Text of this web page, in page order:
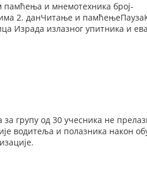
и мнемотехника број-
2. данЧитање и
Израда излазног упитника и
групу од 30 учесника не
водитеља и полазника након